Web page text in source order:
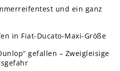
und ein ganz
in Fiat-Ducato-Maxi-Größe
gefallen – Zweigleisige